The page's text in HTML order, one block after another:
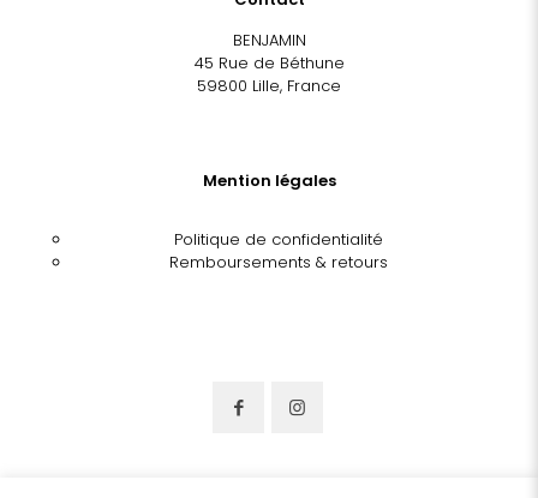
BENJAMIN
45 Rue de Béthune
59800 Lille, France
Mention légales
Politique de confidentialité
Remboursements & retours